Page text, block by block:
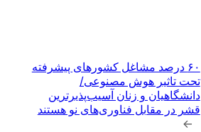
۶۰ درصد مشاغل کشورهای پیشرفته
تحت تاثیر هوش مصنوعی/
دانشگاهیان و زنان آسیب‌پذیرترین‌
قشر در مقابل فناوری‌های نو هستند
→